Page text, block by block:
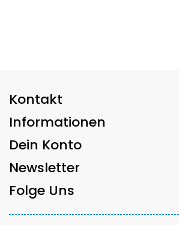
Kontakt
Informationen
Dein Konto
Newsletter
Folge Uns